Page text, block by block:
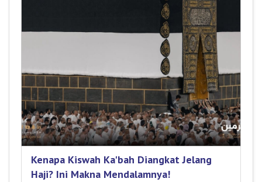
Kenapa Kiswah Ka'bah Diangkat Jelang
Haji? Ini Makna Mendalamnya!